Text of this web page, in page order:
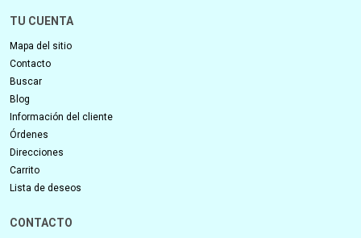
TU CUENTA
Mapa del sitio
Contacto
Buscar
Blog
Información del cliente
Órdenes
Direcciones
Carrito
Lista de deseos
CONTACTO